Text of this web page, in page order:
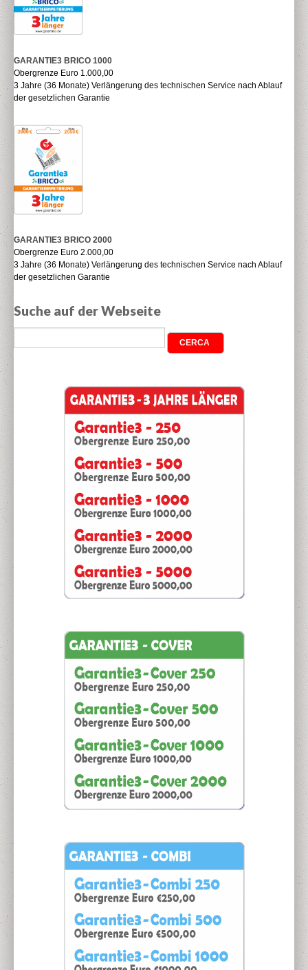
GARANTIE3 BRICO 1000
Obergrenze Euro 1.000,00
3 Jahre (36 Monate) Verlängerung des technischen Service nach Ablauf
der gesetzlichen Garantie
GARANTIE3 BRICO 2000
Obergrenze Euro 2.000,00
3 Jahre (36 Monate) Verlängerung des technischen Service nach Ablauf
der gesetzlichen Garantie
Suche auf der Webseite